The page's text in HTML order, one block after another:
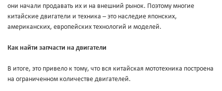
они начали продавать их и на внешний рынок. Поэтому многие
китайские двигатели и техника – это наследие японских,
американских, европейских технологий и моделей.
Как найти запчасти на двигатели
В итоге, это привело к тому, что вся китайская мототехника построена
на ограниченном количестве двигателей.